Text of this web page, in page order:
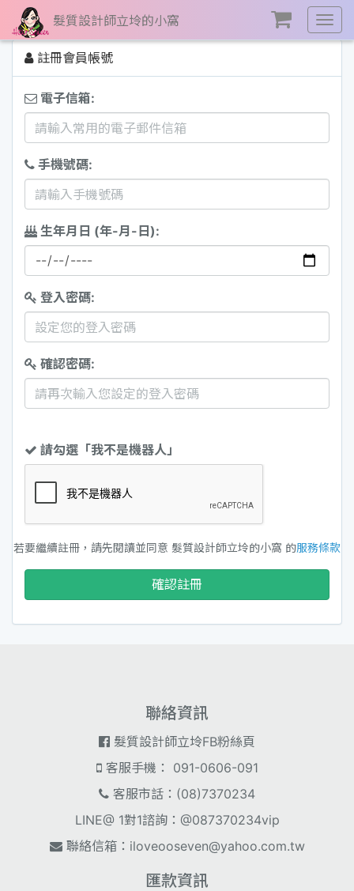
展
開
單
髮質設計師立坽的小窩
註冊會員帳號
電子信箱:
手機號碼:
生年月日 (年-月-日):
登入密碼:
確認密碼:
請勾選「我不是機器人」
若要繼續註冊，請先閱讀並同意 髮質設計師立坽的小窩 的服務條款
確認註冊
聯絡資訊
髮質設計師立坽FB粉絲頁
客服手機： 091-0606-091
客服市話：(08)7370234
LINE@ 1對1諮詢：@087370234vip
聯絡信箱： iloveooseven@yahoo.com.tw
匯款資訊